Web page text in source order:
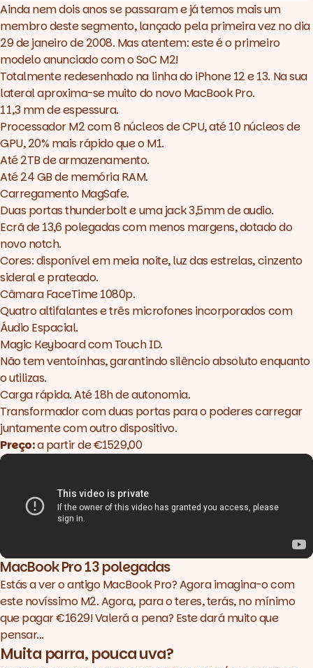
Ainda nem dois anos se passaram e já temos mais um
membro deste segmento, lançado pela primeira vez no dia
29 de janeiro de 2008. Mas atentem: este é o primeiro
modelo anunciado com o SoC M2!
Totalmente redesenhado na linha do iPhone 12 e 13. Na sua
lateral aproxima-se muito do novo MacBook Pro.
11,3 mm de espessura.
Processador M2 com 8 núcleos de CPU, até 10 núcleos de
GPU, 20% mais rápido que o M1.
Até 2TB de armazenamento.
Até 24 GB de memória RAM.
Carregamento MagSafe.
Duas portas thunderbolt e uma jack 3,5mm de audio.
Ecrã de 13,6 polegadas com menos margens, dotado do
novonotch.
Cores: disponível em meia noite, luz das estrelas, cinzento
sideral e prateado.
Câmara FaceTime 1080p.
Quatro altifalantes e três microfones incorporados com
Áudio Espacial.
Magic Keyboard com Touch ID.
Não tem ventoínhas, garantindo silêncio absoluto enquanto
o utilizas.
Carga rápida. Até 18h de autonomia.
Transformador com duas portas para o poderes carregar
juntamente com outro dispositivo.
Preço:a partir de €1529,00
MacBook Pro 13 polegadas
Estás a ver o antigo MacBook Pro? Agora imagina-o com
este novíssimo M2. Agora, para o teres, terás, no mínimo
que pagar €1629! Valerá a pena? Este dará muito que
pensar...
Muita parra, pouca uva?